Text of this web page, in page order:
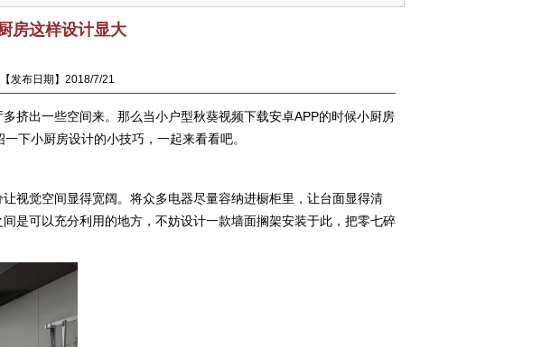
房这样设计显大
发布日期】2018/7/21
多挤出一些空间来。那么当小户型秋葵视频下载安卓APP的时候小厨房
设计的小技巧，一起来看看吧。
觉空间显得宽阔。将众多电器尽量容纳进橱柜里，让台面显得清
是可以充分利用的地方，不妨设计一款墙面搁架安装于此，把零七碎